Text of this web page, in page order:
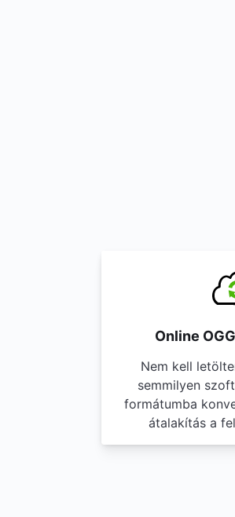
Online
Nem kell
semmilyen
formátumba
átalakítás a